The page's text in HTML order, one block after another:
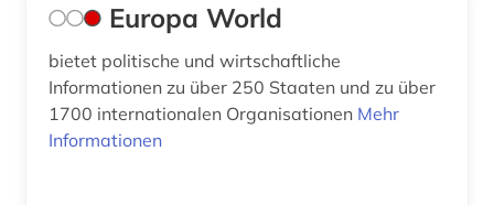
oecd-staaten (2)
online-publikation (1)
open data (3)
Europa World
bietet politische und wirtschaftliche
Informationen zu über 250 Staaten und zu über
1700 internationalen Organisationen Mehr
Informationen